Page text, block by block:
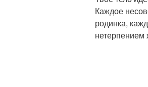
Каждое
родинка,
нетерпением